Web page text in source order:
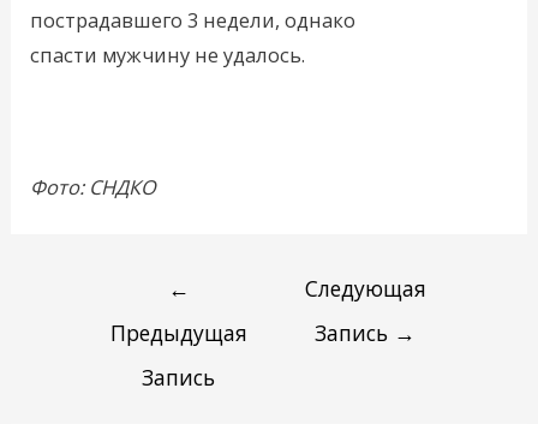
пострадавшего 3 недели, однако
спасти мужчину не удалось.
Фото: СНДКО
←
Предыдущая
Запись
Следующая
Запись →